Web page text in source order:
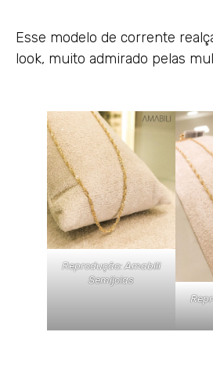
Esse modelo de corrente
look, muito admirado pelas
Reprodução: Amabili
Semijoias